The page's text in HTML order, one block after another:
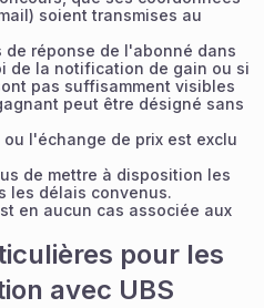
soient transmises au
réponse de l'abonné dans
de la notification de gain ou si
pas suffisamment visibles
peut être désigné sans
l'échange de prix est exclu
de mettre à disposition les
les délais convenus.
en aucun cas associée aux
pour les
avec UBS